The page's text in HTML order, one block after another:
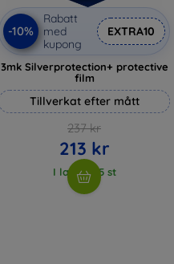
-10%
Rabatt
med
kupong
EXTRA10
3mk Silverprotection+ protective
film
Tillverkat efter mått
237 kr
213 kr
I lager > 5 st